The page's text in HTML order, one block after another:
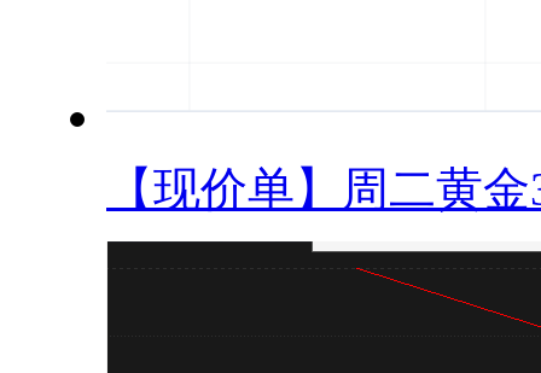
【现价单】周二黄金